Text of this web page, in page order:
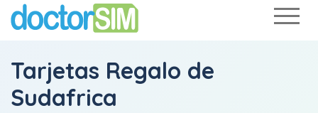
Tarjetas Regalo de
Sudafrica